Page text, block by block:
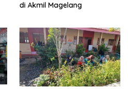
di Akmil Magelang